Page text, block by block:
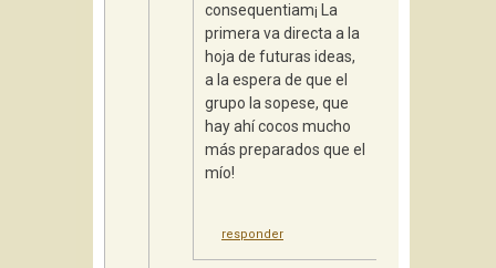
consequentiam¡ La
primera va directa a la
hoja de futuras ideas,
a la espera de que el
grupo la sopese, que
hay ahí cocos mucho
más preparados que el
mío!
responder